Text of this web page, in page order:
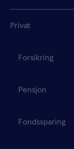
Privat
Forsikring
Pensjon
Fondssparing